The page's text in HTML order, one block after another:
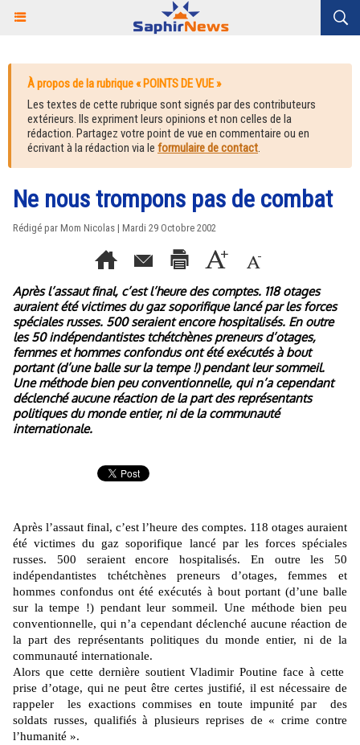
À propos de la rubrique « POINTS DE VUE »
Les textes de cette rubrique sont signés par des contributeurs
extérieurs. Ils expriment leurs opinions et non celles de la
rédaction. Partagez votre point de vue en commentaire ou en
écrivant à la rédaction via le formulaire de contact.
Ne nous trompons pas de combat
Rédigé par Mom Nicolas | Mardi 29 Octobre 2002
Après l’assaut final, c’est l’heure des comptes. 118 otages
auraient été victimes du gaz soporifique lancé par les forces
spéciales russes. 500 seraient encore hospitalisés. En outre
les 50 indépendantistes tchétchènes preneurs d’otages,
femmes et hommes confondus ont été exécutés à bout
portant (d’une balle sur la tempe !) pendant leur sommeil.
Une méthode bien peu conventionnelle, qui n’a cependant
déclenché aucune réaction de la part des représentants
politiques du monde entier, ni de la communauté
internationale.
Après l’assaut final, c’est l’heure des comptes. 118 otages auraient
été victimes du gaz soporifique lancé par les forces spéciales
russes. 500 seraient encore hospitalisés. En outre les 50
indépendantistes tchétchènes preneurs d’otages, femmes et
hommes confondus ont été exécutés à bout portant (d’une balle
sur la tempe !) pendant leur sommeil. Une méthode bien peu
conventionnelle, qui n’a cependant déclenché aucune réaction de
la part des représentants politiques du monde entier, ni de la
communauté internationale.
Alors que cette dernière soutient Vladimir Poutine face à cette
prise d’otage, qui ne peut être certes justifié, il est nécessaire de
rappeler
les exactions commises en toute impunité par des
soldats russes, qualifiés à plusieurs reprises de « crime contre
l’humanité ».